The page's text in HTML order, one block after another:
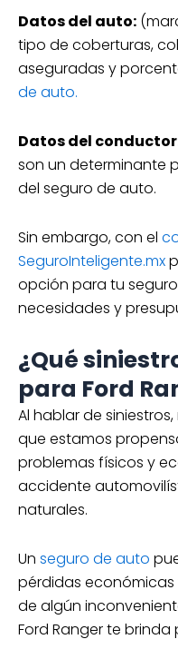
Datos del auto:
tipo de coberturas,
aseguradas y
de auto.
Datos del
son un determinante
del seguro de auto.
Sin embargo, con el
SeguroInteligente.mx
opción para tu
necesidades y
¿Qué
para Ford
Al hablar de
que estamos
problemas físicos y
accidente
naturales.
Un seguro de auto
pérdidas
de algún
Ford Ranger te